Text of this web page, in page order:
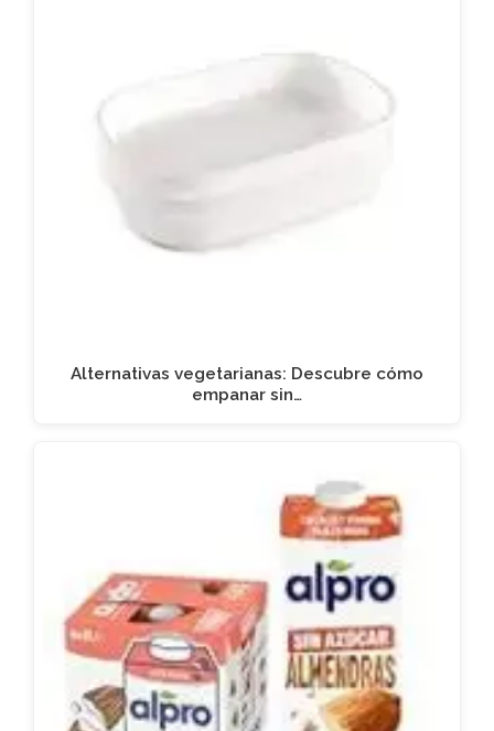
Alternativas vegetarianas: Descubre cómo
empanar sin…